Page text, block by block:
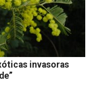
invasoras